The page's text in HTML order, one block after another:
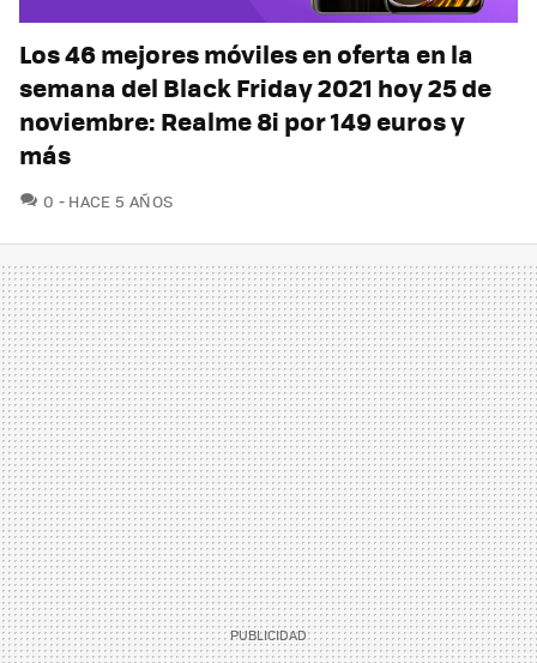
Los 46 mejores móviles en oferta en la
semana del Black Friday 2021 hoy 25 de
noviembre: Realme 8i por 149 euros y
más
0 COMENTARIOS
HACE 5 AÑOS